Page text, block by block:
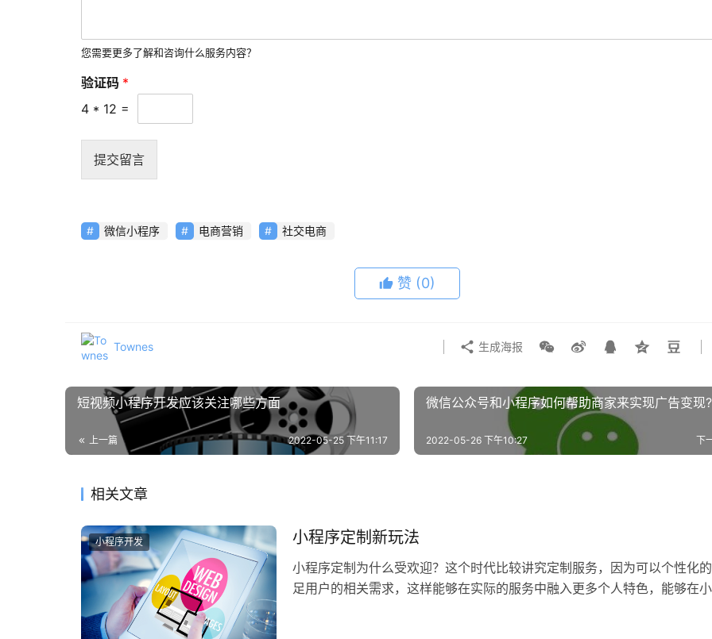
您需要更多了解和咨询什么服务内容？
验证码 *
4 * 12 =
提交留言
微信小程序 电商营销 社交电商
赞 (0)
Townes 生成海报
短视频小程序开发应该关注哪些方面
上一篇 2022-05-25 下午11:17
微信公众号和小程序如何帮助商家来实现广告变现?
下
2022-05-26 下午10:27
相关文章
小程序开发 小程序定制新玩法
小程序定制为什么受欢迎？这个时代比较讲究定制服务，因为可以个性化
足用户的相关需求，这样能够在实际的服务中融入更多个人特色，能够在